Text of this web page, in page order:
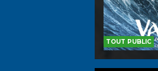
TOUT PUBLIC